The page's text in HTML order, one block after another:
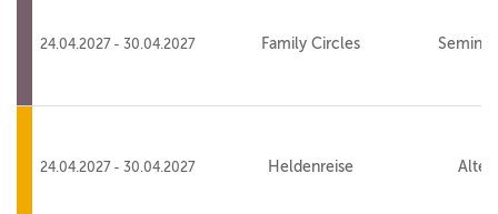
24.04.2027 - 30.04.2027 Family Circles
24.04.2027 - 30.04.2027 Heldenreise Alte